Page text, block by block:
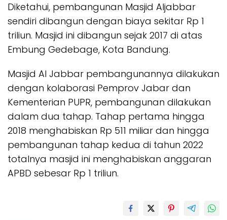
Diketahui, pembangunan Masjid Aljabbar
sendiri dibangun dengan biaya sekitar Rp 1
triliun. Masjid ini dibangun sejak 2017 di atas
Embung Gedebage, Kota Bandung.
Masjid Al Jabbar pembangunannya dilakukan
dengan kolaborasi Pemprov Jabar dan
Kementerian PUPR, pembangunan dilakukan
dalam dua tahap. Tahap pertama hingga
2018 menghabiskan Rp 511 miliar dan hingga
pembangunan tahap kedua di tahun 2022
totalnya masjid ini menghabiskan anggaran
APBD sebesar Rp 1 triliun.